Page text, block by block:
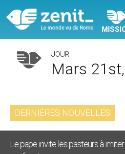
JOUR
Mars
DERNIÈRES NOUVELLES
Le pape invite les pasteurs à imiter